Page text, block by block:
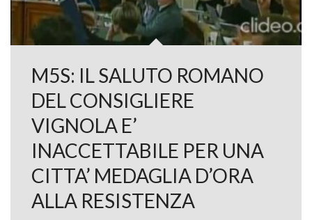
M5S: IL SALUTO ROMANO
DEL CONSIGLIERE
VIGNOLA E’
INACCETTABILE PER UNA
CITTA’ MEDAGLIA D’ORA
ALLA RESISTENZA